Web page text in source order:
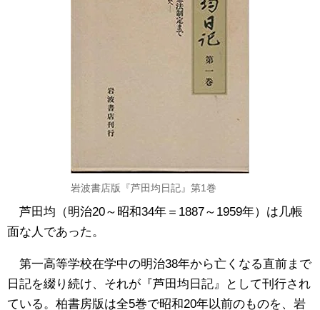
岩波書店版『芦田均日記』第1巻
芦田均（明治20～昭和34年＝1887～1959年）は几帳
面な人であった。
第一高等学校在学中の明治38年から亡くなる直前まで
日記を綴り続け、それが『芦田均日記』として刊行され
ている。柏書房版は全5巻で昭和20年以前のものを、岩